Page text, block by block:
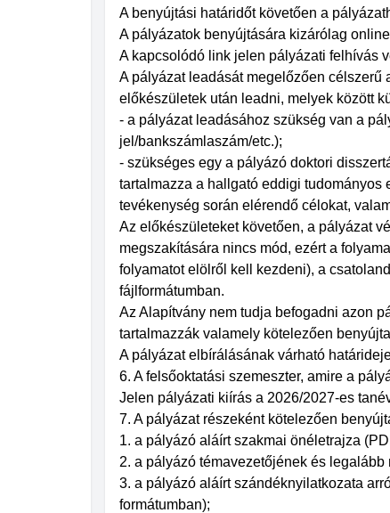
A benyújtási határidőt követően a
A pályázatok benyújtására kizárólag
A kapcsolódó link jelen pályázati felhívás
A pályázat leadását megelőzően
előkészületek után leadni, melyek között
- a pályázat leadásához szükség van a
jel/bankszámlaszám/etc.);
- szükséges egy a pályázó doktori
tartalmazza a hallgató eddigi tudományos
tevékenység során elérendő célokat,
Az előkészületeket követően, a pályázat
megszakítására nincs mód, ezért a
folyamatot elölről kell kezdeni), a
fájlformátumban.
Az Alapítvány nem tudja befogadni azon
tartalmazzák valamely kötelezően
A pályázat elbírálásának várható
6. A felsőoktatási szemeszter, amire a
Jelen pályázati kiírás a 2026/2027-es
7. A pályázat részeként kötelezően
1. a pályázó aláírt szakmai önéletrajza
2. a pályázó témavezetőjének és
3. a pályázó aláírt szándéknyilatkozata
formátumban);